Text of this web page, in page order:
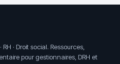
· Droit social. Ressources,
pour gestionnaires, DRH et